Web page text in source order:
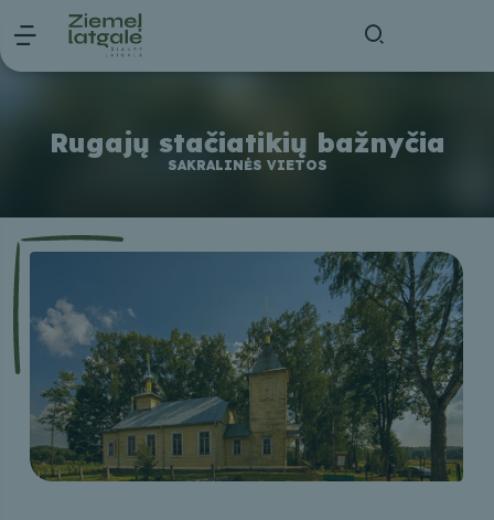
Rugajų stačiatikių bažnyčia
SAKRALINĖS VIETOS